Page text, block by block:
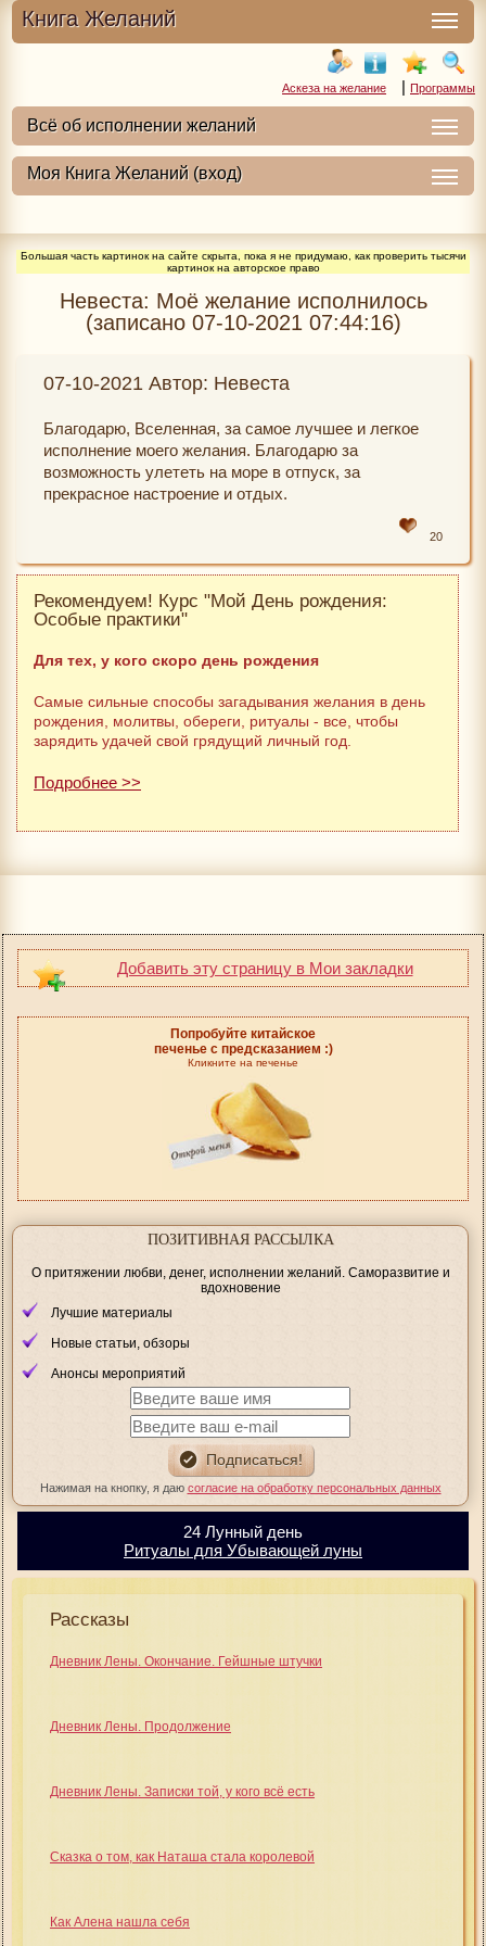
Книга Желаний
Аскеза на желание | Программы
Большая часть картинок на сайте скрыта, пока я не придумаю, как проверить тысячи
картинок на авторское право
Невеста: Моё желание исполнилось
(записано 07-10-2021 07:44:16)
07-10-2021 Автор: Невеста
Благодарю, Вселенная, за самое лучшее и легкое
исполнение моего желания. Благодарю за
возможность улететь на море в отпуск, за
прекрасное настроение и отдых.
20
Рекомендуем! Курс "Мой День рождения:
Особые практики"
Для тех, у кого скоро день рождения
Самые сильные способы загадывания желания в день
рождения, молитвы, обереги, ритуалы - все, чтобы
зарядить удачей свой грядущий личный год.
Подробнее >>
Добавить эту страницу в Мои закладки
Попробуйте китайское
печенье с предсказанием :)
Кликните на печенье
ПОЗИТИВНАЯ РАССЫЛКА
О притяжении любви, денег, исполнении желаний. Саморазвитие и
вдохновение
Лучшие материалы
Новые статьи, обзоры
Анонсы мероприятий
Нажимая на кнопку, я даю согласие на обработку персональных данных
24 Лунный день
Ритуалы для Убывающей луны
Рассказы
Дневник Лены. Окончание. Гейшные штучки
Дневник Лены. Продолжение
Дневник Лены. Записки той, у кого всё есть
Сказка о том, как Наташа стала королевой
Как Алена нашла себя